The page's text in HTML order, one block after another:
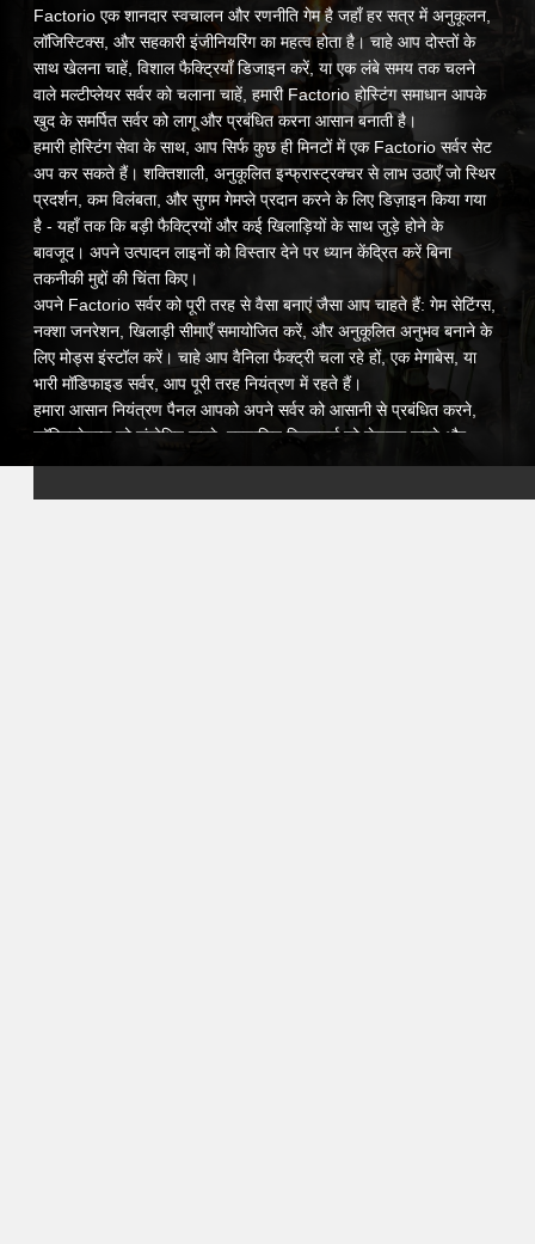
Factorio एक शानदार स्वचालन और रणनीति गेम है जहाँ हर सत्र में अनुकूलन,
लॉजिस्टिक्स, और सहकारी इंजीनियरिंग का महत्व होता है। चाहे आप दोस्तों के
साथ खेलना चाहें, विशाल फैक्ट्रियाँ डिजाइन करें, या एक लंबे समय तक चलने
वाले मल्टीप्लेयर सर्वर को चलाना चाहें, हमारी Factorio होस्टिंग समाधान आपके
खुद के समर्पित सर्वर को लागू और प्रबंधित करना आसान बनाती है।
हमारी होस्टिंग सेवा के साथ, आप सिर्फ कुछ ही मिनटों में एक Factorio सर्वर सेट
अप कर सकते हैं। शक्तिशाली, अनुकूलित इन्फ्रास्ट्रक्चर से लाभ उठाएँ जो स्थिर
प्रदर्शन, कम विलंबता, और सुगम गेमप्ले प्रदान करने के लिए डिज़ाइन किया गया
है - यहाँ तक कि बड़ी फैक्ट्रियों और कई खिलाड़ियों के साथ जुड़े होने के
बावजूद। अपने उत्पादन लाइनों को विस्तार देने पर ध्यान केंद्रित करें बिना
तकनीकी मुद्दों की चिंता किए।
अपने Factorio सर्वर को पूरी तरह से वैसा बनाएं जैसा आप चाहते हैं: गेम सेटिंग्स,
नक्शा जनरेशन, खिलाड़ी सीमाएँ समायोजित करें, और अनुकूलित अनुभव बनाने के
लिए मोड्स इंस्टॉल करें। चाहे आप वैनिला फैक्ट्री चला रहे हों, एक मेगाबेस, या
भारी मॉडिफाइड सर्वर, आप पूरी तरह नियंत्रण में रहते हैं।
हमारा आसान नियंत्रण पैनल आपको अपने सर्वर को आसानी से प्रबंधित करने,
कॉन्फ़िगरेशन्स को संशोधित करने, स्वचालित रिस्टार्ट्स को शेड्यूल करने और
वास्तविक समय में प्रदर्शन की निगरानी करने की सुविधा देता है। और अगर